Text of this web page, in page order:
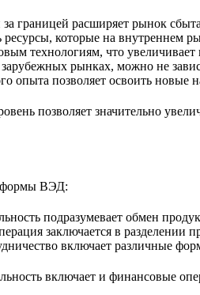
границей расширяет рынок
которые на внутреннем
технологиям, что
зарубежных рынках, можно не
опыта позволяет освоить новые
позволяет значительно
формы ВЭД:
подразумевает обмен
заключается в разделении
включает различные
включает и финансовые